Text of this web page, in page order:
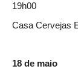
19h00
Casa Cervejas
18 de maio